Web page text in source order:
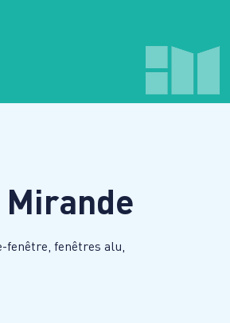
Mirande
fenêtre, fenêtres alu,